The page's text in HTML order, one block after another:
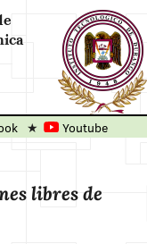
Youtube
libres de